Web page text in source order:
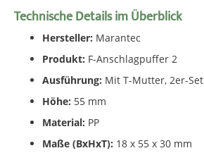
Technische Details im Überblick
Hersteller: Marantec
Produkt: F-Anschlagpuffer 2
Ausführung: Mit T-Mutter, 2er-Set
Höhe: 55 mm
Material: PP
Maße (BxHxT): 18 x 55 x 30 mm